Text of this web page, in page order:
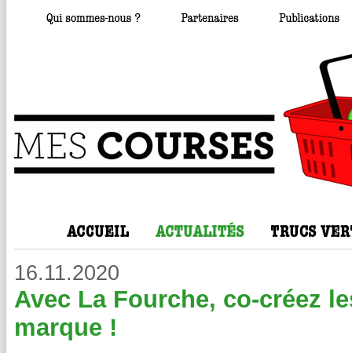
16.11.2020
Avec La Fourche, co-créez
marque !